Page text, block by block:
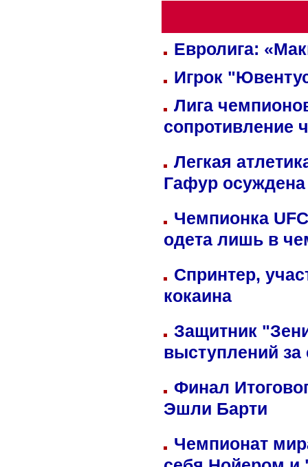
Евролига:
Игрок
Лига
сопротивление
Легкая
Гафур осуждена
Чемпионка
одета лишь в
Спринтер,
кокаина
Защитник
выступлений
Финал
Эшли Барти
Чемпионат